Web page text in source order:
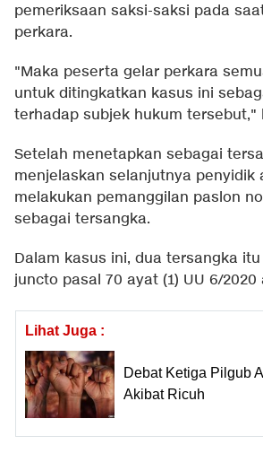
pemeriksaan saksi-saksi pada
perkara.
"Maka peserta gelar perkara
untuk ditingkatkan kasus ini
terhadap subjek hukum tersebut,"
Setelah menetapkan sebagai
menjelaskan selanjutnya penyidik
melakukan pemanggilan paslon
sebagai tersangka.
Dalam kasus ini, dua tersangka
juncto pasal 70 ayat (1) UU 6/2020
Lihat Juga :
Debat Ketiga Pilgub
Akibat Ricuh